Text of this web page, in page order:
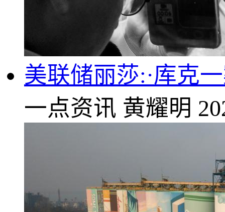
美联储丽莎:·库克
一点资讯 黄耀明